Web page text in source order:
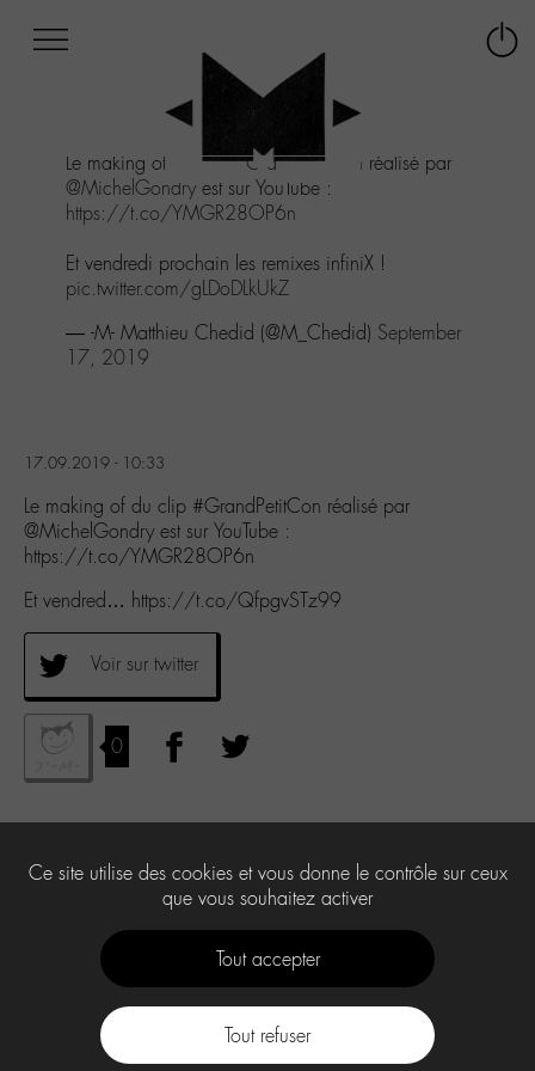
menu
Aller
contenu
Aller
recherche
Le making of du clip#GrandPetitCon réalisé par
@MichelGondry est sur YouTube :
https://t.co/YMGR28OP6n
Et vendredi prochain les remixes infiniX !
pic.twitter.com/gLDoDLkUkZ
— -M- Matthieu Chedid (@M_Chedid) September
17, 2019
17.09.2019 - 10:33
Le making of du clip #GrandPetitCon réalisé par
@MichelGondry est sur YouTube :
https://t.co/YMGR28OP6n
Et vendred… https://t.co/QfpgvSTz99
Voir sur twitter
0
Ce site utilise des cookies et vous donne le contrôle sur ceux
que vous souhaitez activer
Tout accepter
Tout refuser